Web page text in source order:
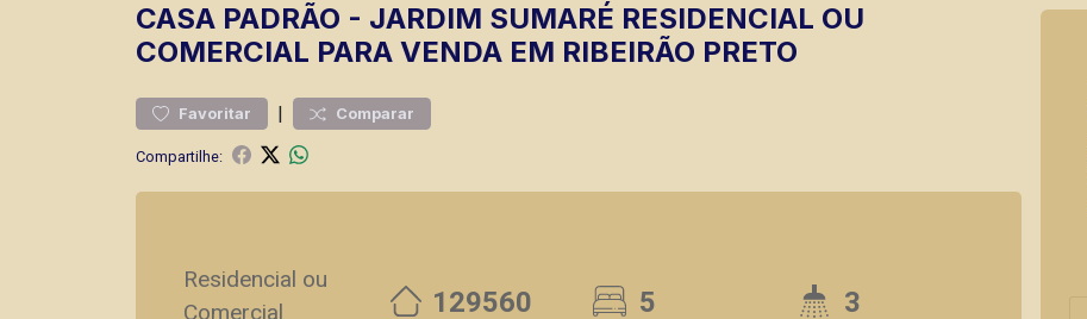
CASA PADRÃO - JARDIM SUMARÉ RESIDENCIAL OU
COMERCIAL PARA VENDA EM RIBEIRÃO PRETO
Favoritar | Comparar
Compartilhe:
Residencial ou
Comercial
129560 5 3